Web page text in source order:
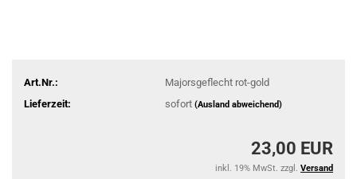
Art.Nr.:
Majorsgeflecht rot-gold
Lieferzeit:
sofort (Ausland abweichend)
23,00 EUR
inkl. 19% MwSt. zzgl. Versand